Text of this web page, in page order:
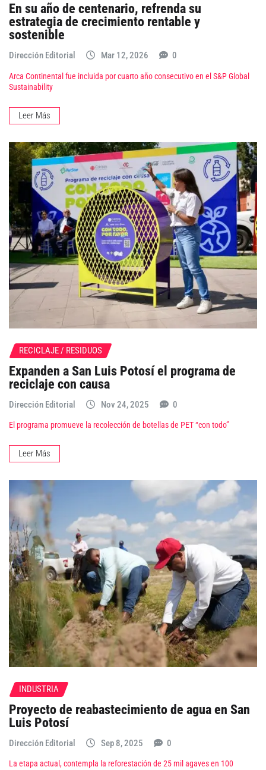
En su año de centenario, refrenda su
estrategia de crecimiento rentable y
sostenible
Dirección Editorial Mar 12, 2026 0
Arca Continental fue incluida por cuarto año consecutivo en el S&P Global
Sustainability
Leer Más
RECICLAJE / RESIDUOS
Expanden a San Luis Potosí el programa de
reciclaje con causa
Dirección Editorial Nov 24, 2025 0
El programa promueve la recolección de botellas de PET “con todo”
Leer Más
INDUSTRIA
Proyecto de reabastecimiento de agua en San
Luis Potosí
Dirección Editorial Sep 8, 2025 0
La etapa actual, contempla la reforestación de 25 mil agaves en 100